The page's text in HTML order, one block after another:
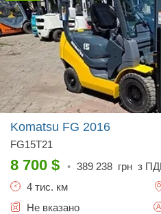
Komatsu FG 2016
FG15T21
8 700 $ • 389 238 грн з
4 тис. км
Не вказано